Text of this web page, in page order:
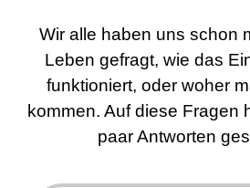
Wir alle haben uns schon
Leben gefragt, wie das
funktioniert, oder woher
kommen. Auf diese Fragen
paar Antworten